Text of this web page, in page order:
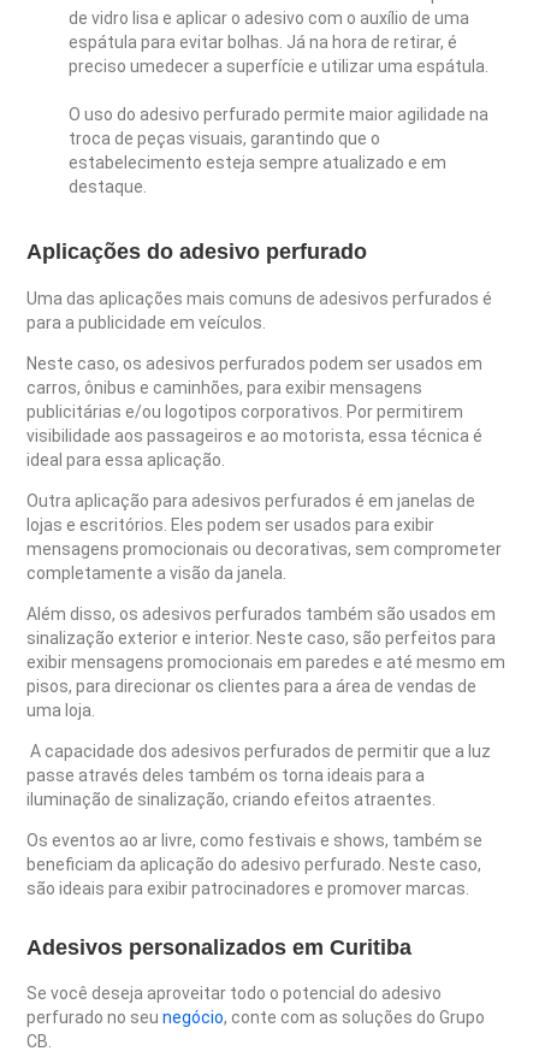
de vidro lisa e aplicar o adesivo com o auxílio de uma
espátula para evitar bolhas. Já na hora de retirar, é
preciso umedecer a superfície e utilizar uma espátula.
O uso do adesivo perfurado permite maior agilidade na
troca de peças visuais, garantindo que o
estabelecimento esteja sempre atualizado e em
destaque.
Aplicações do adesivo perfurado
Uma das aplicações mais comuns de adesivos perfurados é
para a publicidade em veículos.
Neste caso, os adesivos perfurados podem ser usados ​​em
carros, ônibus e caminhões, para exibir mensagens
publicitárias e/ou logotipos corporativos. Por permitirem
visibilidade aos passageiros e ao motorista, essa técnica é
ideal para essa aplicação.
Outra aplicação para adesivos perfurados é em janelas de
lojas e escritórios. Eles podem ser usados ​​para exibir
mensagens promocionais ou decorativas, sem comprometer
completamente a visão da janela.
Além disso, os adesivos perfurados também são usados ​​em
sinalização exterior e interior. Neste caso, são perfeitos ​​para
exibir mensagens promocionais em paredes e até mesmo em
pisos, para direcionar os clientes para a área de vendas de
uma loja.
A capacidade dos adesivos perfurados de permitir que a luz
passe através deles também os torna ideais para a
iluminação de sinalização, criando efeitos atraentes.
Os eventos ao ar livre, como festivais e shows, também se
beneficiam da aplicação do adesivo perfurado. Neste caso,
são ideais ​​para exibir patrocinadores e promover marcas.
Adesivos personalizados em Curitiba
Se você deseja aproveitar todo o potencial do adesivo
perfurado no seunegócio, conte com as soluções do Grupo
CB.